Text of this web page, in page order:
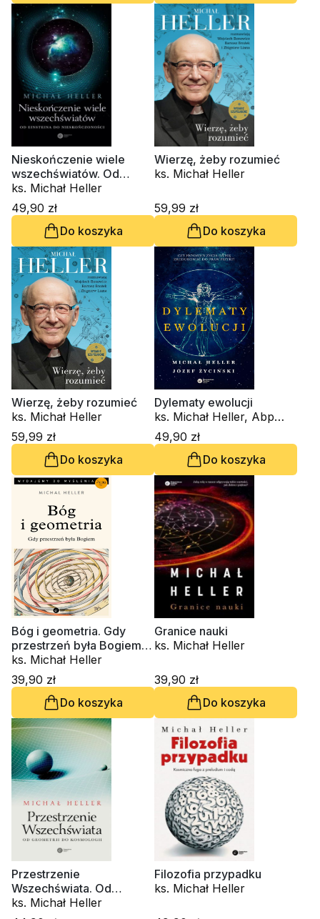
Nieskończenie wiele
wszechświatów. Od
Einsteina do
nieskończoności
ks. Michał Heller
49,90 zł
Do koszyka
Wierzę, żeby rozumieć
ks. Michał Heller
59,99 zł
Do koszyka
Wierzę, żeby rozumieć
ks. Michał Heller
59,99 zł
Do koszyka
Dylematy ewolucji
ks. Michał Heller, Abp
Józef Życiński
49,90 zł
Do koszyka
Bóg i geometria. Gdy
przestrzeń była Bogiem
(miękka oprawa)
ks. Michał Heller
39,90 zł
Do koszyka
Granice nauki
ks. Michał Heller
39,90 zł
Do koszyka
Przestrzenie
Wszechświata. Od
geometrii do kosmologii
ks. Michał Heller
Filozofia przypadku
ks. Michał Heller